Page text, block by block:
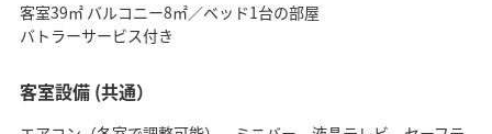
客室39㎡ バルコニー8㎡／ベッド1台の部屋
バトラーサービス付き
客室設備 (共通）